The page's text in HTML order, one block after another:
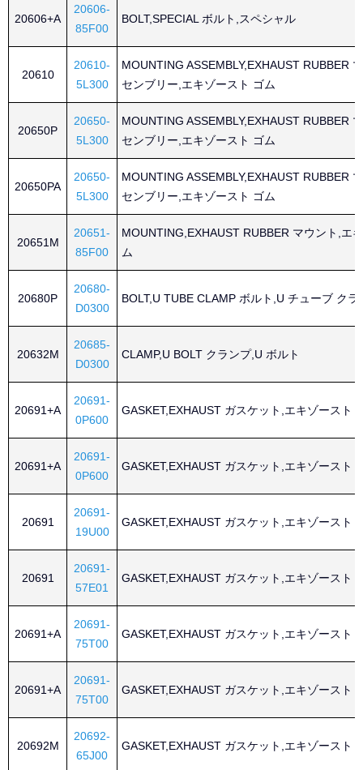
20606+A
20606-
85F00
BOLT,SPECIAL ボルト,スペシャル
20610
20610-
5L300
MOUNTING ASSEMBLY,EXHAUST RUBBER
センブリー,エキゾースト ゴム
20650P
20650-
5L300
MOUNTING ASSEMBLY,EXHAUST RUBBER
センブリー,エキゾースト ゴム
20650PA
20650-
5L300
MOUNTING ASSEMBLY,EXHAUST RUBBER
センブリー,エキゾースト ゴム
20651M
20651-
85F00
MOUNTING,EXHAUST RUBBER マウント,エ
ム
20680P
20680-
D0300
BOLT,U TUBE CLAMP ボルト,U チューブ クラ
20632M
20685-
D0300
CLAMP,U BOLT クランプ,U ボルト
20691+A
20691-
0P600
GASKET,EXHAUST ガスケット,エキゾースト
20691+A
20691-
0P600
GASKET,EXHAUST ガスケット,エキゾースト
20691
20691-
19U00
GASKET,EXHAUST ガスケット,エキゾースト
20691
20691-
57E01
GASKET,EXHAUST ガスケット,エキゾースト
20691+A
20691-
75T00
GASKET,EXHAUST ガスケット,エキゾースト
20691+A
20691-
75T00
GASKET,EXHAUST ガスケット,エキゾースト
20692M
20692-
65J00
GASKET,EXHAUST ガスケット,エキゾースト